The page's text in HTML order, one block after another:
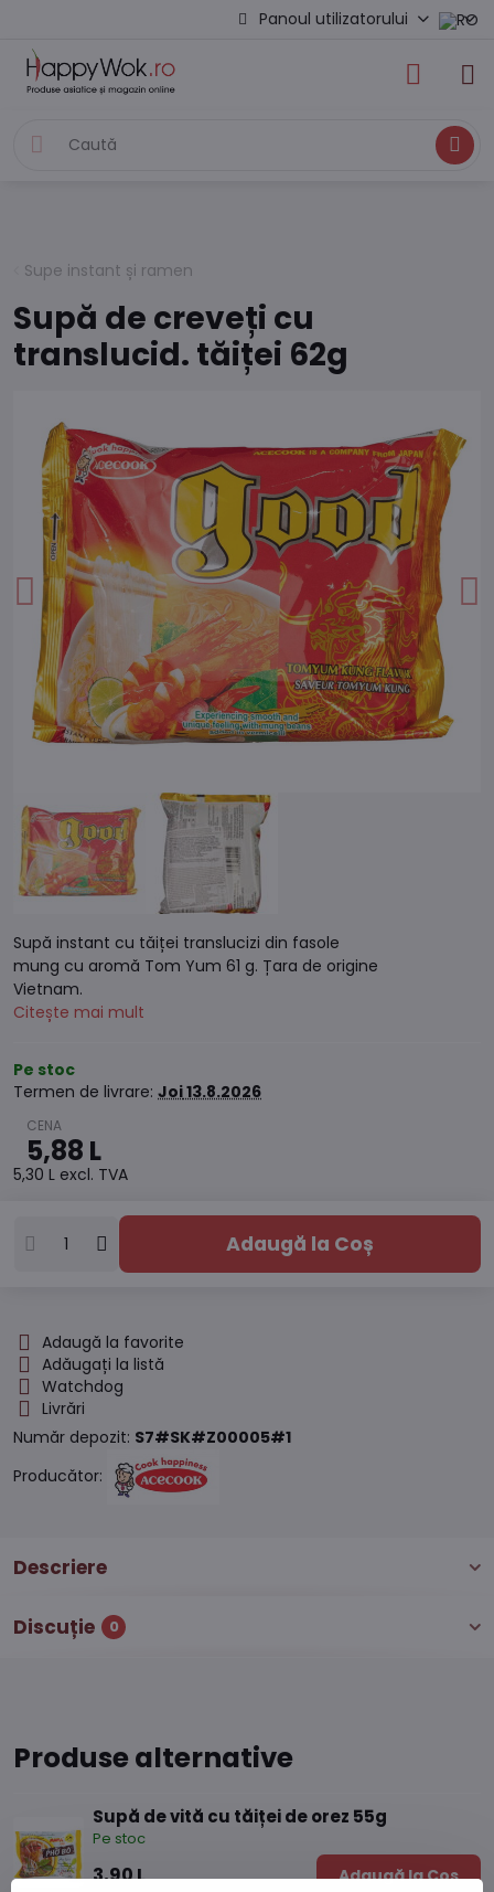
Panoul utilizatorului
Caută
Supe instant și ramen
Supă de creveți cu
translucid. tăiței 62g
Supă instant cu tăiței translucizi din fasole
mung cu aromă Tom Yum 61 g. Țara de origine
Vietnam.
Citește mai mult
Pe stoc
Termen de livrare: Joi13.8.2026
5,88 L
5,30 L excl. TVA
Adaugă la Coș
Adaugă la favorite
Adăugați la listă
Watchdog
Livrări
Număr depozit: S7#SK#Z00005#1
Producător:
Descriere
Discuție 0
Produse alternative
Supă de vită cu tăiței de orez 55g
Pe stoc
3,90 L Adaugă la Coș